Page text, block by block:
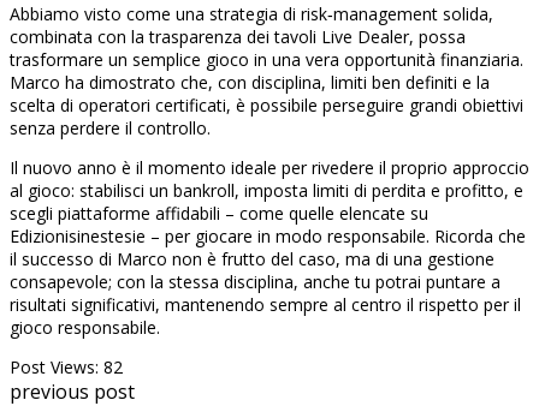
Abbiamo visto come una strategia di risk‑management solida,
combinata con la trasparenza dei tavoli Live Dealer, possa
trasformare un semplice gioco in una vera opportunità finanziaria.
Marco ha dimostrato che, con disciplina, limiti ben definiti e la
scelta di operatori certificati, è possibile perseguire grandi obiettivi
senza perdere il controllo.
Il nuovo anno è il momento ideale per rivedere il proprio approccio
al gioco: stabilisci un bankroll, imposta limiti di perdita e profitto, e
scegli piattaforme affidabili – come quelle elencate su
Edizionisinestesie – per giocare in modo responsabile. Ricorda che
il successo di Marco non è frutto del caso, ma di una gestione
consapevole; con la stessa disciplina, anche tu potrai puntare a
risultati significativi, mantenendo sempre al centro il rispetto per il
gioco responsabile.
Post Views: 82
previous post